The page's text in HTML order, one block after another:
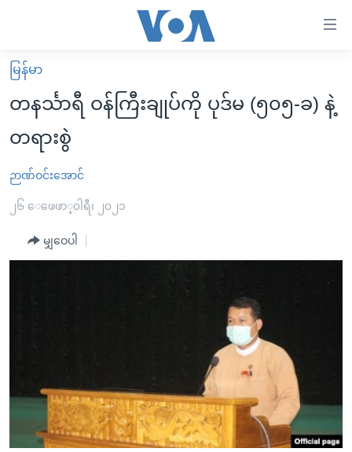
လွယ်ကူ
စေ
များ
ပင်မ
စာမျက်နှာ
မူလစာမျက်နှာ
မြန်မာ
ကမ္ဘာ့သတင်းများ
နိုင်ငံတကာ
အစ္စရေး-ပါလက်စတိုင်း
ဗွီဒီယို
သတင်းလွတ်လပ်ခွင့်
အင်္ဂလိပ်စာလေ့လာမယ်
ဗွီအိုအေ လူမှုကွန်ယက်များ
မြန်မာ
တနင်္သာရီ ဝန်ကြီးချုပ်ကို ပုဒ်မ (၅၀၅-ခ) နဲ့
တရားစွဲ
ဉာဏ်ဝင်းအောင်
၂၆ ေဖေဖာ္၀ါရီ၊ ၂၀၂၁
မျှဝေပါ